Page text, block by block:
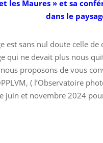
les Maures » et sa
dans le
est sans nul doute celle
qui ne devait plus nous
proposons de vous
( l’Observatoire
juin et novembre 2024